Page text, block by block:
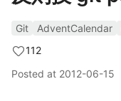
Git AdventCalendar
112
Posted at 2012-06-15